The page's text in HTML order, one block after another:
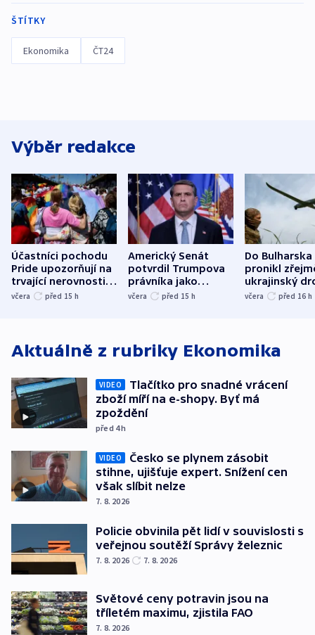
ŠTÍTKY
Ekonomika ČT24
Výběr redakce
Účastníci pochodu
Pride upozorňují na
trvající nerovnosti i
společenskou
včera před 15 h
Americký Senát
potvrdil Trumpova
právníka jako
ministra
včera před 15 h
Do Bulharska
pronikl
ukrajinský
explodoval
včera před 16 h
Aktuálně z rubriky Ekonomika
VIDEO
Tlačítko pro snadné vrácení
zboží míří na e-shopy. Byť má
zpoždění
před 4h
VIDEO
Česko se plynem zásobit
stihne, ujišťuje expert. Snížení cen
však slíbit nelze
7. 8. 2026
Policie obvinila pět lidí v souvislosti s
veřejnou soutěží Správy železnic
7. 8. 2026 7. 8. 2026
Světové ceny potravin jsou na
tříletém maximu, zjistila FAO
7. 8. 2026